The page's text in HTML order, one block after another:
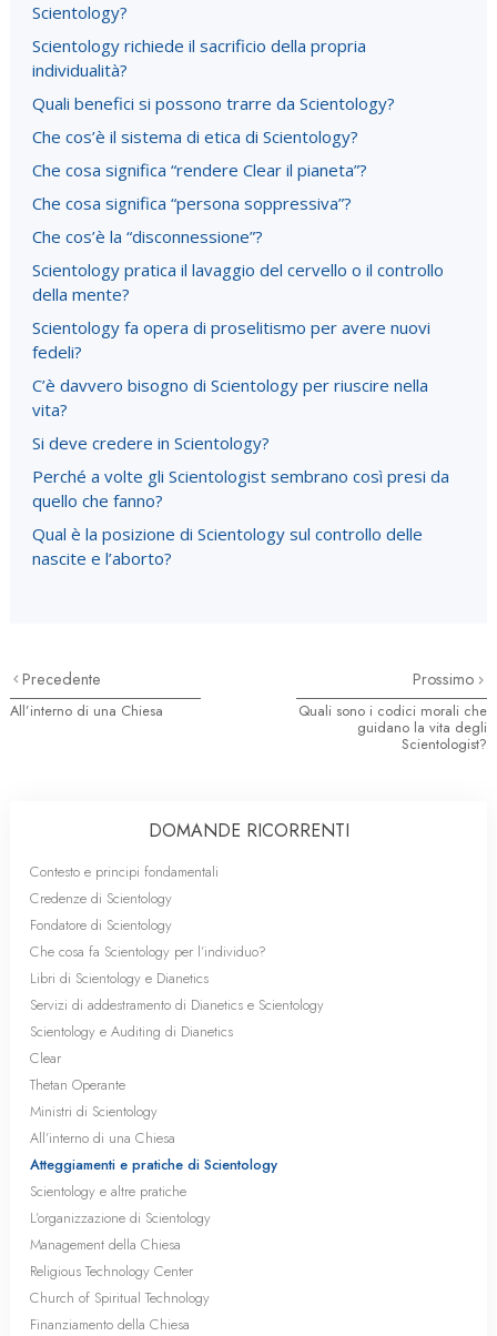
Scientology?
Scientology richiede il sacrificio della propria
individualità?
Quali benefici si possono trarre da Scientology?
Che cos’è il sistema di etica di Scientology?
Che cosa significa “rendere Clear il pianeta”?
Che cosa significa “persona soppressiva”?
Che cos’è la “disconnessione”?
Scientology pratica il lavaggio del cervello o il controllo
della mente?
Scientology fa opera di proselitismo per avere nuovi
fedeli?
C’è davvero bisogno di Scientology per riuscire nella
vita?
Si deve credere in Scientology?
Perché a volte gli Scientologist sembrano così presi da
quello che fanno?
Qual è la posizione di Scientology sul controllo delle
nascite e l’aborto?
Precedente
All’interno di una Chiesa
Prossimo
Quali sono i codici morali che
guidano la vita degli
Scientologist?
DOMANDE RICORRENTI
Contesto e principi fondamentali
Credenze di Scientology
Fondatore di Scientology
Che cosa fa Scientology per l’individuo?
Libri di Scientology e Dianetics
Servizi di addestramento di Dianetics e Scientology
Scientology e Auditing di Dianetics
Clear
Thetan Operante
Ministri di Scientology
All’interno di una Chiesa
Atteggiamenti e pratiche di Scientology
Scientology e altre pratiche
L’organizzazione di Scientology
Management della Chiesa
Religious Technology Center
Church of Spiritual Technology
Finanziamento della Chiesa